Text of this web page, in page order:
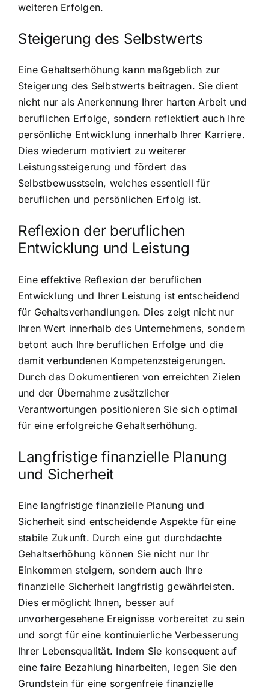
weiteren Erfolgen.
Steigerung des Selbstwerts
Eine Gehaltserhöhung kann maßgeblich zur
Steigerung des Selbstwerts beitragen. Sie dient
nicht nur als Anerkennung Ihrer harten Arbeit und
beruflichen Erfolge, sondern reflektiert auch Ihre
persönliche Entwicklung innerhalb Ihrer Karriere.
Dies wiederum motiviert zu weiterer
Leistungssteigerung und fördert das
Selbstbewusstsein, welches essentiell für
beruflichen und persönlichen Erfolg ist.
Reflexion der beruflichen
Entwicklung und Leistung
Eine effektive Reflexion der beruflichen
Entwicklung und Ihrer Leistung ist entscheidend
für Gehaltsverhandlungen. Dies zeigt nicht nur
Ihren Wert innerhalb des Unternehmens, sondern
betont auch Ihre beruflichen Erfolge und die
damit verbundenen Kompetenzsteigerungen.
Durch das Dokumentieren von erreichten Zielen
und der Übernahme zusätzlicher
Verantwortungen positionieren Sie sich optimal
für eine erfolgreiche Gehaltserhöhung.
Langfristige finanzielle Planung
und Sicherheit
Eine langfristige finanzielle Planung und
Sicherheit sind entscheidende Aspekte für eine
stabile Zukunft. Durch eine gut durchdachte
Gehaltserhöhung können Sie nicht nur Ihr
Einkommen steigern, sondern auch Ihre
finanzielle Sicherheit langfristig gewährleisten.
Dies ermöglicht Ihnen, besser auf
unvorhergesehene Ereignisse vorbereitet zu sein
und sorgt für eine kontinuierliche Verbesserung
Ihrer Lebensqualität. Indem Sie konsequent auf
eine faire Bezahlung hinarbeiten, legen Sie den
Grundstein für eine sorgenfreie finanzielle